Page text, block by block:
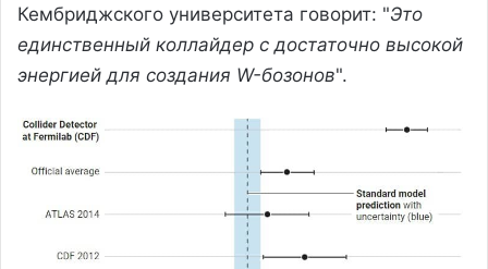
Кембриджского университета говорит: "Это
единственный коллайдер с достаточно высокой
энергией для создания W-бозонов".